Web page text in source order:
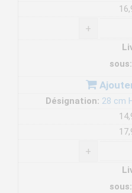
+
sous:
Désignation: 28 cm
+
sous: